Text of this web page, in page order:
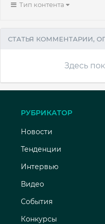
Тип контента
СТАТЬЯ КОММЕНТАРИИ,
Здесь
РУБРИКАТОР
Новости
Тенденции
Интервью
Видео
События
Конкурсы